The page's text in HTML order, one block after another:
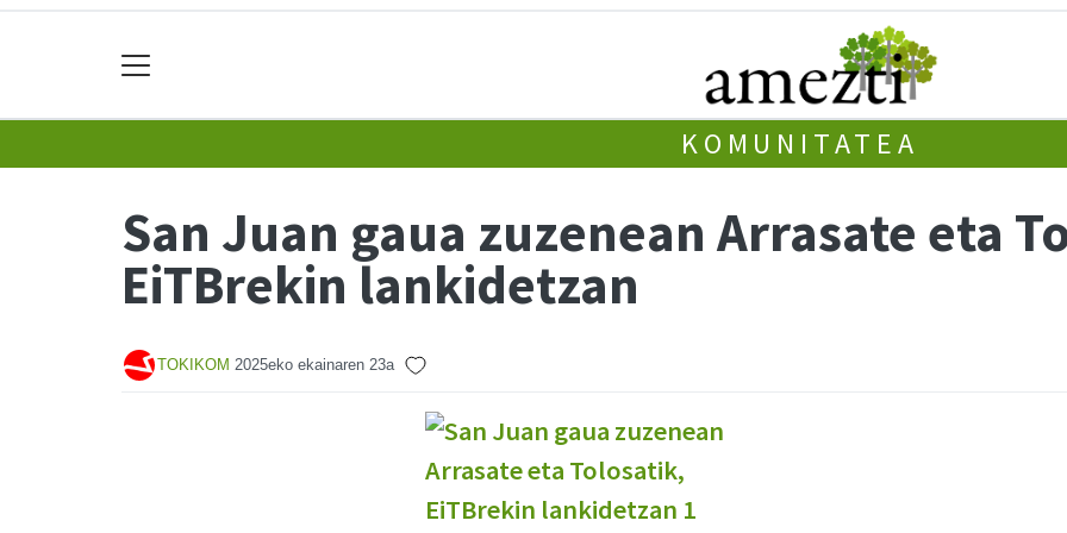
KOMUNITATEA
San Juan gaua zuzenean Arrasate eta
EiTBrekin lankidetzan
TOKIKOM 2025eko ekainaren 23a